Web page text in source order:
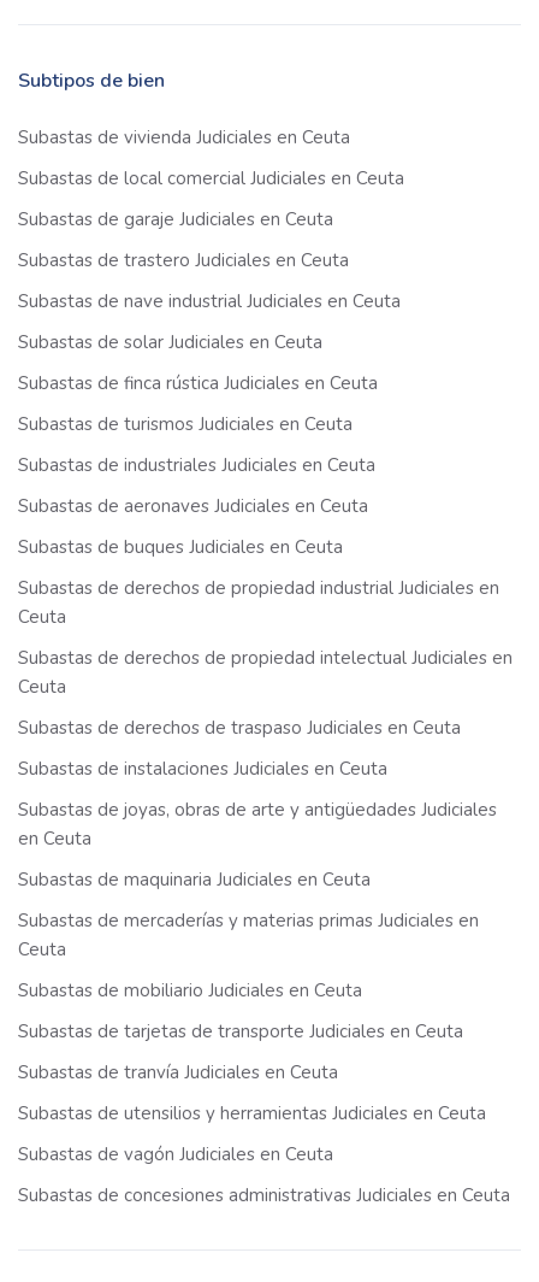
Subtipos de bien
Subastas de vivienda Judiciales en Ceuta
Subastas de local comercial Judiciales en Ceuta
Subastas de garaje Judiciales en Ceuta
Subastas de trastero Judiciales en Ceuta
Subastas de nave industrial Judiciales en Ceuta
Subastas de solar Judiciales en Ceuta
Subastas de finca rústica Judiciales en Ceuta
Subastas de turismos Judiciales en Ceuta
Subastas de industriales Judiciales en Ceuta
Subastas de aeronaves Judiciales en Ceuta
Subastas de buques Judiciales en Ceuta
Subastas de derechos de propiedad industrial Judiciales en
Ceuta
Subastas de derechos de propiedad intelectual Judiciales en
Ceuta
Subastas de derechos de traspaso Judiciales en Ceuta
Subastas de instalaciones Judiciales en Ceuta
Subastas de joyas, obras de arte y antigüedades Judiciales
en Ceuta
Subastas de maquinaria Judiciales en Ceuta
Subastas de mercaderías y materias primas Judiciales en
Ceuta
Subastas de mobiliario Judiciales en Ceuta
Subastas de tarjetas de transporte Judiciales en Ceuta
Subastas de tranvía Judiciales en Ceuta
Subastas de utensilios y herramientas Judiciales en Ceuta
Subastas de vagón Judiciales en Ceuta
Subastas de concesiones administrativas Judiciales en Ceuta